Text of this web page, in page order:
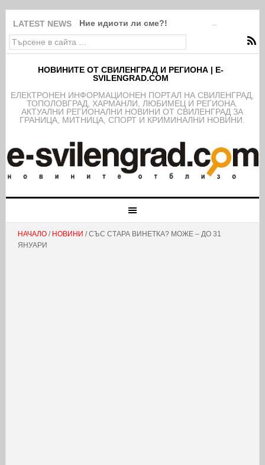
LATEST NEWS Ние идиоти ли сме?!
НОВИНИТЕ ОТ СВИЛЕНГРАД И РЕГИОНА | E-
SVILENGRAD.COM
EЛЕКТРОНЕН ИНФОРМАЦИОНЕН ПОРТАЛ НА СВИЛЕНГРАД,
ТОПОЛОВГРАД, ХАРМАНЛИ, ЛЮБИМЕЦ И РЕГИОНА.
АКТУАЛНИ РЕГИОНАЛНИ НОВИНИ ОТ СВИЛЕНГРАД ЗА
ГРАНИЦА, МИТНИЦА, СПОРТ И КРИМИНАЛНИ НОВИНИ.
НАЧАЛО/ НОВИНИ / СЪС СТАРА ВИНЕТКА? МОЖЕ – ДО 31
ЯНУАРИ